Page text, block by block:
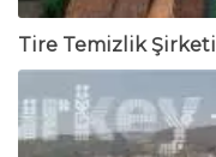
Tire Temizlik Şirketi